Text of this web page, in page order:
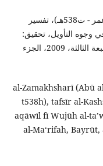
الزمخشري (أبو القاسم جار الله محمود بن عمر - ت538هـ)، تفسير
وجوه التأويل، تحقيق:
خليل مأمون شيحا، دار المعرفة، بيروت، الطبعة الثالثة، 2009، الجزء
al-Zamakhsharī (Abū
t538h), tafsīr al-
aqāwīl fī Wujūh al-
al-Maʻrifah, Bayrūt,